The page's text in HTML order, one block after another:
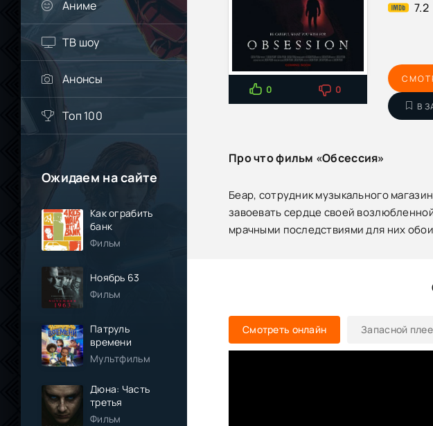
Аниме
ТВ шоу
Анонсы
Топ 100
Ожидаем на сайте
Как ограбить
банк
Фильм
Ноябрь 63
Фильм
Патруль
времени
Мультфильм
Дюна: Часть
третья
Фильм
7.2
0 0
В
Про что фильм «Обсессия»
Беар, сотрудник музыкального
завоевать сердце своей
мрачными последствиями для них
Смотреть онлайн Запасной